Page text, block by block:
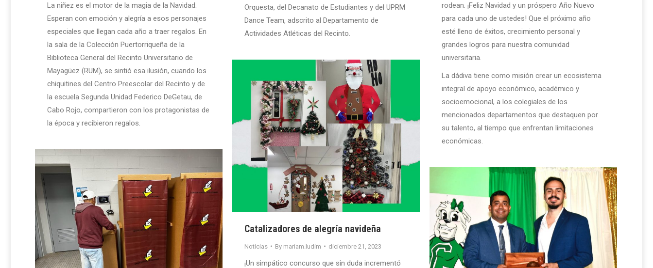
Orquesta, del Decanato de Estudiantes y del UPRM
Dance Team, adscrito al Departamento de
Actividades Atléticas del Recinto.
rodean. ¡Feliz Navidad y un próspero Año Nuevo
para cada uno de ustedes! Que el próximo año
esté lleno de éxitos, crecimiento personal y
grandes logros para nuestra comunidad
universitaria.
La dádiva tiene como misión crear un ecosistema
integral de apoyo económico, académico y
socioemocional, a los colegiales de los
mencionados departamentos que destaquen por
su talento, al tiempo que enfrentan limitaciones
económicas.
La niñez es el motor de la magia de la Navidad.
Esperan con emoción y alegría a esos personajes
especiales que llegan cada año a traer regalos. En
la sala de la Colección Puertorriqueña de la
Biblioteca General del Recinto Universitario de
Mayagüez (RUM), se sintió esa ilusión, cuando los
chiquitines del Centro Preescolar del Recinto y de
la escuela Segunda Unidad Federico DeGetau, de
Cabo Rojo, compartieron con los protagonistas de
la época y recibieron regalos.
Catalizadores de alegría navideña
Noticias By mariam.ludim diciembre 21, 2023
¡Un simpático concurso que sin duda incrementó